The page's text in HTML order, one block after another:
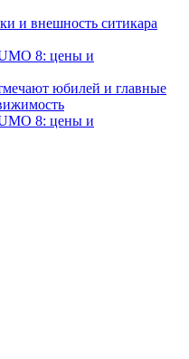
и внешность ситикара
8: цены и
юбилей и главные
8: цены и